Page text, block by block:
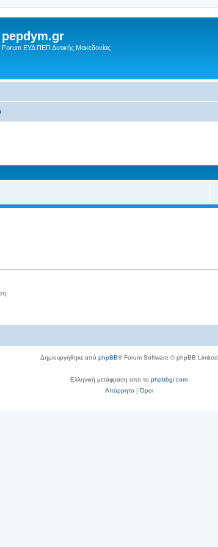
pepdym.gr
Forum ΕΥΔ ΠΕΠ Δυτικής Μακεδονίας
Δημιουργήθηκε από phpBB® Forum Software © phpBB Limited
Ελληνική μετάφραση από το phpbbgr.com
Απόρρητο|Όροι